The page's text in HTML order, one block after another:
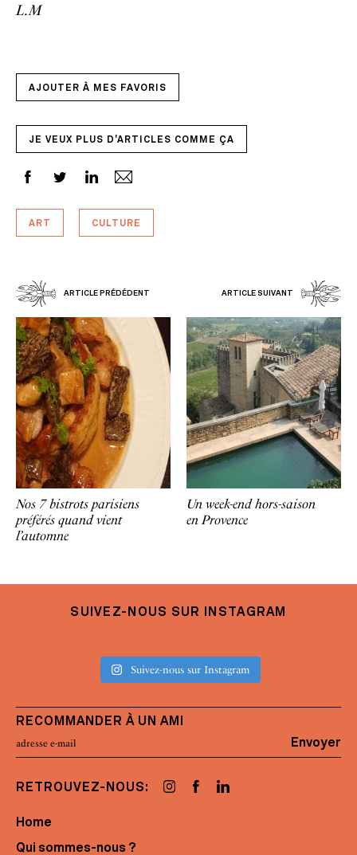
L.M
AJOUTER À MES FAVORIS
JE VEUX PLUS D'ARTICLES COMME ÇA
ART CULTURE
ARTICLE PRÉDÉDENT ARTICLE SUIVANT
Nos 7 bistrots parisiens
préférés quand vient
l’automne
Un week-end hors-saison
en Provence
SUIVEZ-NOUS SUR INSTAGRAM
Suivez-nous sur Instagram
RECOMMANDER À UN AMI
Envoyer
RETROUVEZ-NOUS:
Home
Qui sommes-nous ?